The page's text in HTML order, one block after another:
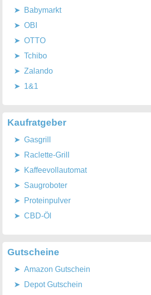
Babymarkt
OBI
OTTO
Tchibo
Zalando
1&1
Kaufratgeber
Gasgrill
Raclette-Grill
Kaffeevollautomat
Saugroboter
Proteinpulver
CBD-Öl
Gutscheine
Amazon Gutschein
Depot Gutschein